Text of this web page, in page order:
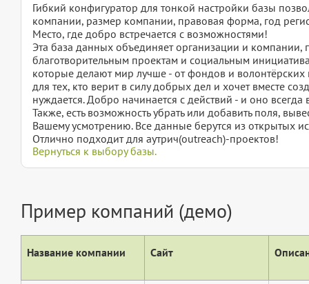
Гибкий конфигуратор для тонкой настройки базы
компании, размер компании, правовая форма, год
Место, где добро встречается с возможностями!
Эта база данных объединяет организации и
благотворительным проектам и социальным
которые делают мир лучше - от фондов и волонтёрских
для тех, кто верит в силу добрых дел и хочет вместе
нуждается. Добро начинается с действий - и оно
Также, есть возможность убрать или добавить поля,
Вашему усмотрению. Все данные берутся из открытых
Отлично подходит для аутрич(outreach)-проектов!
Вернуться к выбору базы.
Пример компаний (демо)
Название компании Сайт